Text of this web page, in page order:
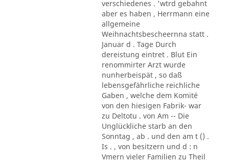
verschiedenes . 'wtrd gebahnt
aber es haben , Herrmann eine
allgemeine
Weihnachtsbescheernna statt .
Januar d . Tage Durch
dereistung eintret . Blut Ein
renommirter Arzt wurde
nunherbeispät , so daß
lebensgefährliche reichliche
Gaben , welche dem Komité
von den hiesigen Fabrik- war
zu Deltotu . von Am -- Die
Unglückliche starb an den
Sonntag , ab . und den am t () .
Is . , von besitzern und d : n
Vmern vieler Familien zu Theil